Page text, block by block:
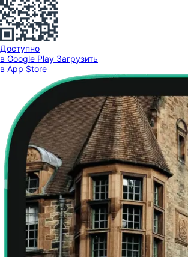
Доступно
в Google Play Загрузить
в App Store